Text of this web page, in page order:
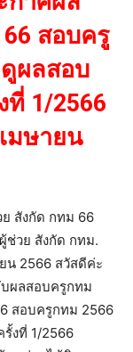
สอบครู
ผลสอบ
ที่ 1/2566
มษายน
สังกัด กทม 66
ช่วย สังกัด กทม.
น 2566 สวัสดีค่ะ
บผลสอบครูกทม
สอบครูกทม 2566
งที่ 1/2566